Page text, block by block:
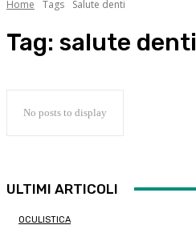
Home Tags Salute denti
Tag: salute denti
No posts to display
ULTIMI ARTICOLI
OCULISTICA